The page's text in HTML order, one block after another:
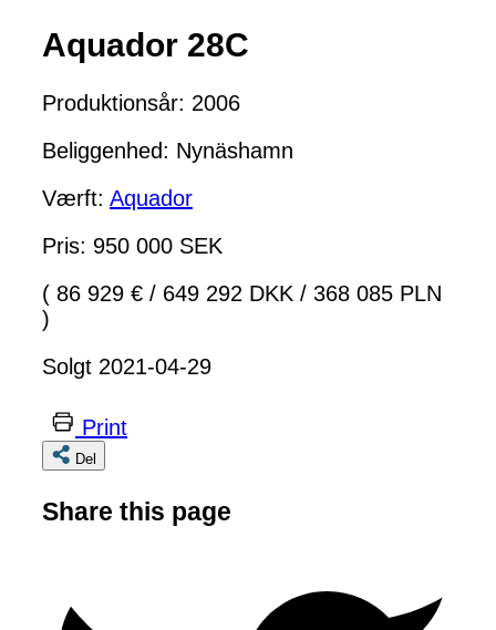
Aquador 28C
Produktionsår: 2006
Beliggenhed: Nynäshamn
Værft: Aquador
Pris: 950 000 SEK
( 86 929 € / 649 292 DKK / 368 085 PLN
)
Solgt 2021-04-29
Print
Del
Share this page